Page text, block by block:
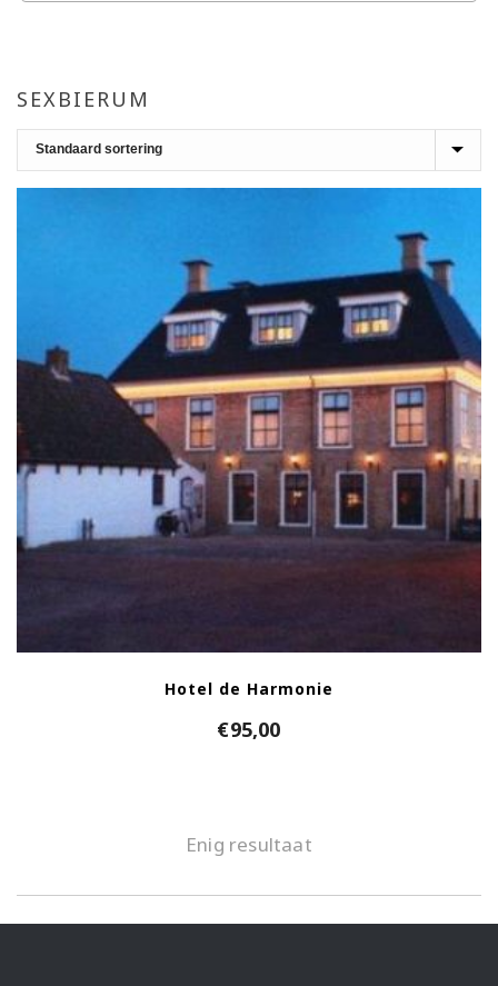
SEXBIERUM
Hotel de Harmonie
€95,00
Enig resultaat